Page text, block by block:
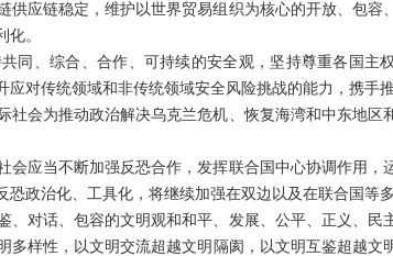
应链稳定，维护以世界贸易组织为核心的开放、包容
。
同、综合、合作、可持续的安全观，坚持尊重各国主
对传统领域和非传统领域安全风险挑战的能力，携手
会为推动政治解决乌克兰危机、恢复海湾和中东地区
应当不断加强反恐合作，发挥联合国中心协调作用，
政治化、工具化，将继续加强在双边以及在联合国等
对话、包容的文明观和和平、发展、公平、正义、民
样性，以文明交流超越文明隔阂，以文明互鉴超越文